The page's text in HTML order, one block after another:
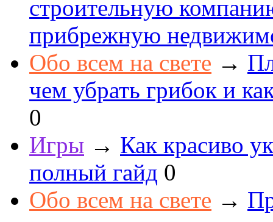
строительную
прибрежную
Обо всем на свете →
чем убрать грибок и
0
Игры → Как красиво
полный гайд 0
Обо всем на свете →